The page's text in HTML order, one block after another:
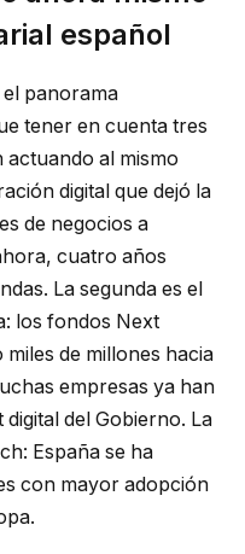
español
panorama
tener en cuenta tres
actuando al mismo
digital que dejó la
de negocios a
cuatro años
La segunda es el
los fondos Next
de millones hacia
empresas ya han
del Gobierno. La
España se ha
con mayor adopción